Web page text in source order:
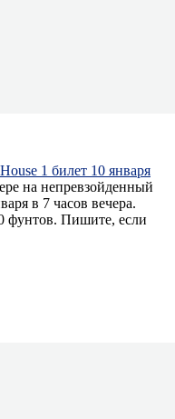
1 билет 10 января
на непревзойденный
в 7 часов вечера.
фунтов. Пишите, если